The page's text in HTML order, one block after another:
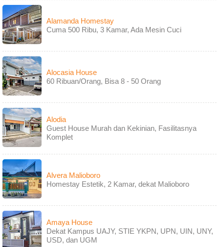
Alamanda Homestay
Cuma 500 Ribu, 3 Kamar, Ada Mesin Cuci
Alocasia House
60 Ribuan/Orang, Bisa 8 - 50 Orang
Alodia
Guest House Murah dan Kekinian, Fasilitasnya
Komplet
Alvera Malioboro
Homestay Estetik, 2 Kamar, dekat Malioboro
Amaya House
Dekat Kampus UAJY, STIE YKPN, UPN, UIN, UNY,
USD, dan UGM